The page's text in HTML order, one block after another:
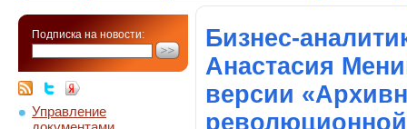
Подписка на новости:
Управление
документами
Бизнес-
Анастасия
версии